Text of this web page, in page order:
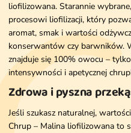
liofilizowana. Starannie
procesowi liofilizacji, który
aromat, smak i wartości
konserwantów czy barwników.
znajduje się 100% owocu –
intensywności i apetycznej
Zdrowa i pyszna
Jeśli szukasz naturalnej,
Chrup – Malina liofilizowana to